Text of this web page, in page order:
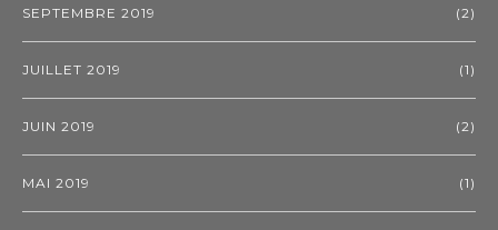
SEPTEMBRE 2019 (2)
JUILLET 2019 (1)
JUIN 2019 (2)
MAI 2019 (1)